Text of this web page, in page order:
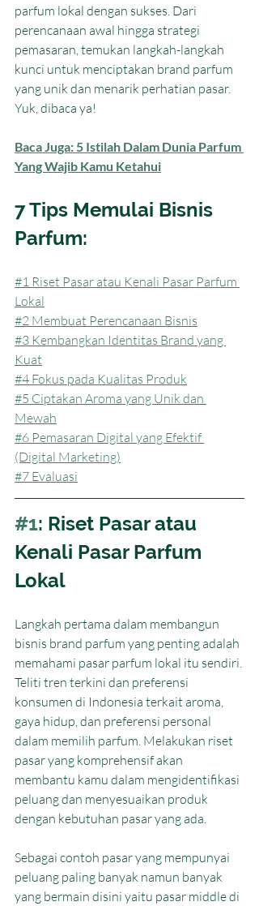
parfum lokal dengan sukses. Dari
perencanaan awal hingga strategi
pemasaran, temukan langkah-langkah
kunci untuk menciptakan brand parfum
yang unik dan menarik perhatian pasar.
Yuk, dibaca ya!
Baca Juga: 5 Istilah Dalam Dunia Parfum
Yang Wajib Kamu Ketahui
7 Tips Memulai Bisnis
Parfum:
#1 Riset Pasar atau Kenali Pasar Parfum
Lokal
#2 Membuat Perencanaan Bisnis
#3 Kembangkan Identitas Brand yang
Kuat
#4 Fokus pada Kualitas Produk
#5 Ciptakan Aroma yang Unik dan
Mewah
#6 Pemasaran Digital yang Efektif
(Digital Marketing)
#7 Evaluasi
#1: Riset Pasar atau
Kenali Pasar Parfum
Lokal
Langkah pertama dalam membangun
bisnis brand parfum yang penting adalah
memahami pasar parfum lokal itu sendiri.
Teliti tren terkini dan preferensi
konsumen di Indonesia terkait aroma,
gaya hidup, dan preferensi personal
dalam memilih parfum. Melakukan riset
pasar yang komprehensif akan
membantu kamu dalam mengidentifikasi
peluang dan menyesuaikan produk
dengan kebutuhan pasar yang ada.
Sebagai contoh pasar yang mempunyai
peluang paling banyak namun banyak
yang bermain disini yaitu pasar middle di